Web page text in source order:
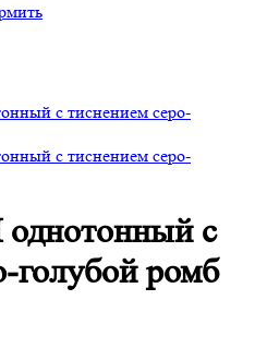
с
голубой ромб